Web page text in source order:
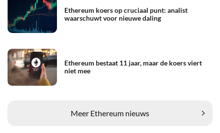
Ethereum koers op cruciaal punt: analist
waarschuwt voor nieuwe daling
Ethereum bestaat 11 jaar, maar de koers viert
niet mee
Meer Ethereum nieuws